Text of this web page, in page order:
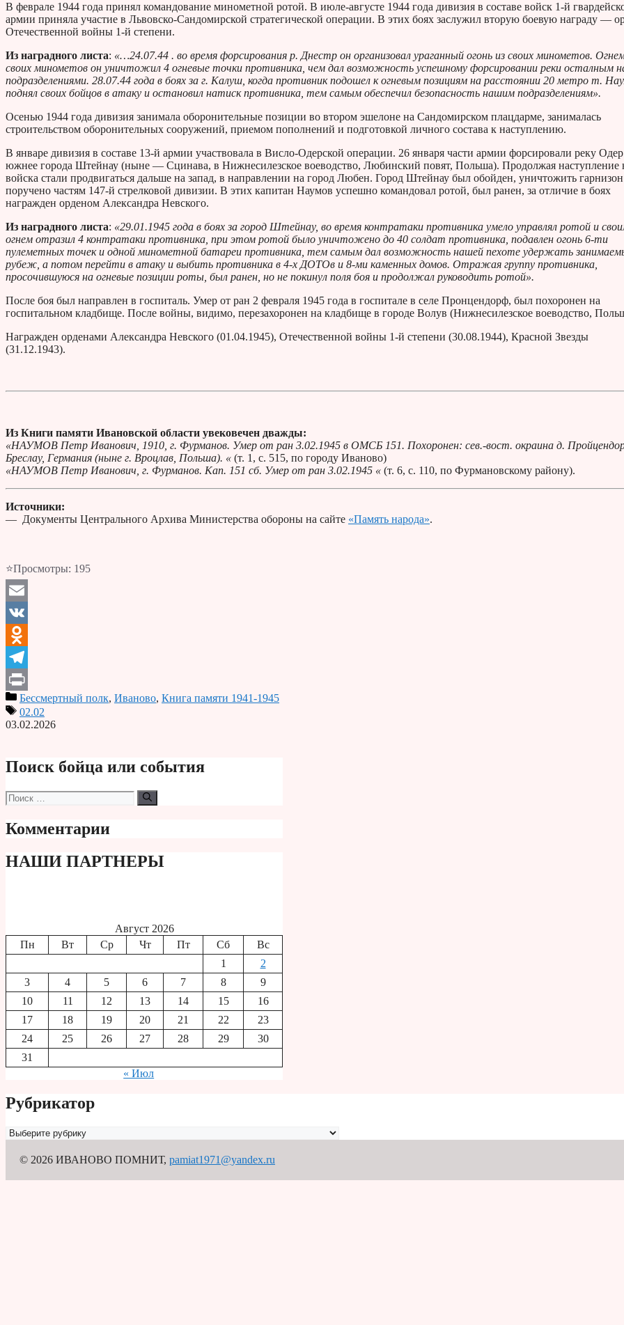
В феврале 1944 года принял командование минометной ротой. В июле-августе 1944 года дивизия в составе войск 1-й
армии приняла участие в Львовско-Сандомирской стратегической операции. В этих боях заслужил вторую боевую награду —
Отечественной войны 1-й степени.
Из наградного листа: «…24.07.44 . во время форсирования р. Днестр он организовал ураганный огонь из своих минометов.
своих минометов он уничтожил 4 огневые точки противника, чем дал возможность успешному форсировании реки осталным
подразделениями. 28.07.44 года в боях за г. Калуш, когда противник подошел к огневым позициям на расстоянии 20 метро т.
поднял своих бойцов в атаку и остановил натиск противника, тем самым обеспечил безопасность нашим подразделениям».
Осенью 1944 года дивизия занимала оборонительные позиции во втором эшелоне на Сандомирском плацдарме, занималась
строительством оборонительных сооружений, приемом пополнений и подготовкой личного состава к наступлению.
В январе дивизия в составе 13-й армии участвовала в Висло-Одерской операции. 26 января части армии форсировали реку Одер
южнее города Штейнау (ныне — Сцинава, в Нижнесилезское воеводство, Любинский повят, Польша). Продолжая наступление
войска стали продвигаться дальше на запад, в направлении на город Любен. Город Штейнау был обойден, уничтожить
поручено частям 147-й стрелковой дивизии. В этих капитан Наумов успешно командовал ротой, был ранен, за отличие в боях
награжден орденом Александра Невского.
Из наградного листа: «29.01.1945 года в боях за город Штейнау, во время контратаки противника умело управлял ротой и
огнем отразил 4 контратаки противника, при этом ротой было уничтожено до 40 солдат противника, подавлен огонь 6-ти
пулеметных точек и одной минометной батареи противника, тем самым дал возможность нашей пехоте удержать
рубеж, а потом перейти в атаку и выбить противника в 4-х ДОТОв и 8-ми каменных домов. Отражая группу противника,
просочившуюся на огневые позиции роты, был ранен, но не покинул поля боя и продолжал руководить ротой».
После боя был направлен в госпиталь. Умер от ран 2 февраля 1945 года в госпитале в селе Пронцендорф, был похоронен на
госпитальном кладбище. После войны, видимо, перезахоронен на кладбище в городе Волув (Нижнесилезское воеводство,
Награжден орденами Александра Невского (01.04.1945), Отечественной войны 1-й степени (30.08.1944), Красной Звезды
(31.12.1943).
Из Книги памяти Ивановской области увековечен дважды:
«НАУМОВ Петр Иванович, 1910, г. Фурманов. Умер от ран 3.02.1945 в ОМСБ 151. Похоронен: сев.-вост. окраина д.
Бреслау, Германия (ныне г. Вроцлав, Польша). « (т. 1, с. 515, по городу Иваново)
«НАУМОВ Петр Иванович, г. Фурманов. Кап. 151 сб. Умер от ран 3.02.1945 « (т. 6, с. 110, по Фурмановскому району).
Источники:
— Документы Центрального Архива Министерства обороны на сайте «Память народа».
⭐Просмотры: 195
Email
VK
Odnoklassniki
Telegram
PrintБессмертный полк, Иваново, Книга памяти 1941-1945
02.02
03.02.2026
Поиск бойца или события
Поиск:
Комментарии
НАШИ ПАРТНЕРЫ
Август 2026
Пн
Вт Ср Чт Пт Сб
Вс
1
2
3
4 5 6 7 8
9
10
11 12 13 14 15
16
17
18 19 20 21 22
23
24
25 26 27 28 29
30
31
« Июл
Рубрикатор
Рубрикатор
© 2026 ИВАНОВО ПОМНИТ, pamiat1971@yandex.ru